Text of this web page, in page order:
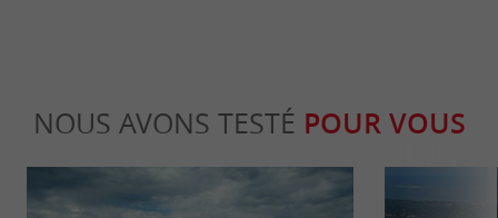
NOUS AVONS TESTÉ POUR VOUS